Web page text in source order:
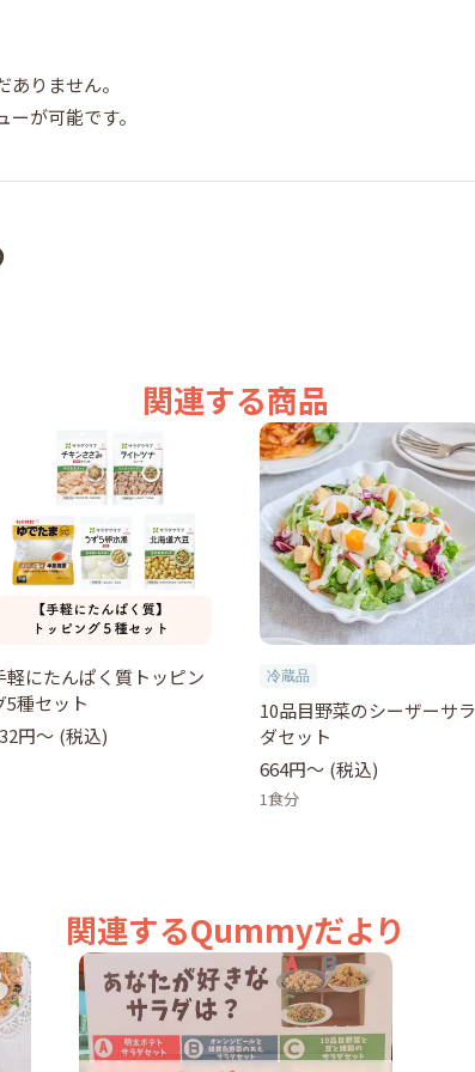
りません。
ーが可能です。
関連する商品
軽にたんぱく質トッピン
5種セット
円〜 (税込)
冷蔵品
10品目野菜のシーザーサラ
ダセット
664円〜 (税込)
1食分
関連するQummyだより